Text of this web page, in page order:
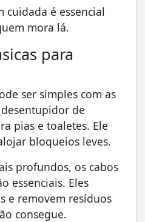
cuidada é essencial
mora lá.
para
ser simples com as
de
pias e toaletes. Ele
bloqueios leves.
profundos, os cabos
essenciais. Eles
e removem resíduos
consegue.